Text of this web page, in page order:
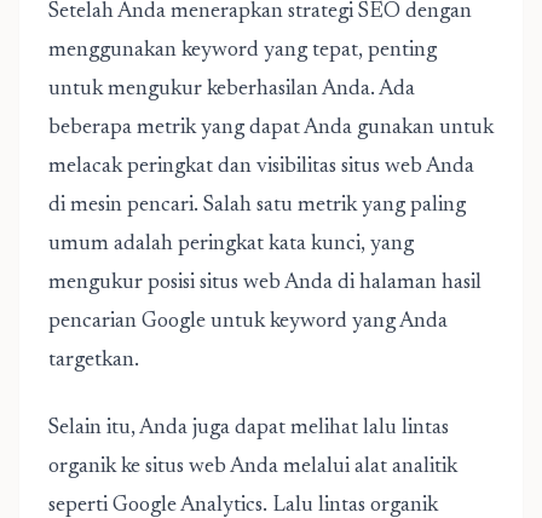
Setelah Anda menerapkan strategi SEO dengan
menggunakan keyword yang tepat, penting
untuk mengukur keberhasilan Anda. Ada
beberapa metrik yang dapat Anda gunakan untuk
melacak peringkat dan visibilitas situs web Anda
di mesin pencari. Salah satu metrik yang paling
umum adalah peringkat kata kunci, yang
mengukur posisi situs web Anda di halaman hasil
pencarian Google untuk keyword yang Anda
targetkan.
Selain itu, Anda juga dapat melihat lalu lintas
organik ke situs web Anda melalui alat analitik
seperti Google Analytics. Lalu lintas organik